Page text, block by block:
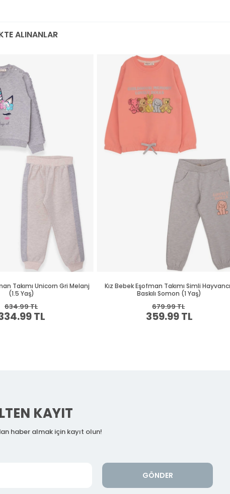
KAYIT
haber almak için kayıt olun!
GÖNDER